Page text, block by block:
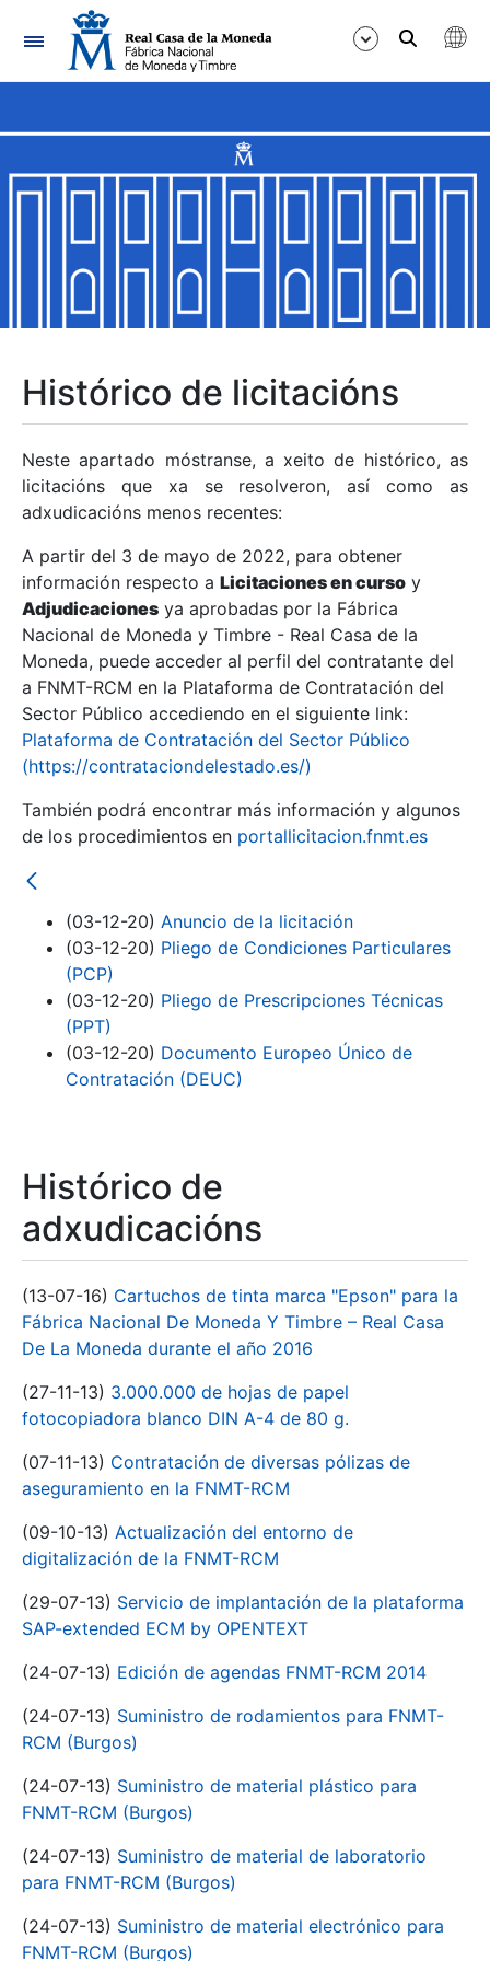
Navegación
Mostrar/Ocultar
Mostrar/Ocultar
Mostrar/Ocultar
Mostrar/Ocultar
Mostrar/Ocultar
Mostrar/Ocultar
Histórico de licitacións
Neste apartado móstranse, a xeito de histórico, as
licitacións que xa se resolveron, así como as
adxudicacións menos recentes:
A partir del 3 de mayo de 2022, para obtener
información respecto a Licitaciones en curso y
Adjudicaciones ya aprobadas por la Fábrica
Nacional de Moneda y Timbre - Real Casa de la
Moneda, puede acceder al perfil del contratante del
a FNMT-RCM en la Plataforma de Contratación del
Sector Público accediendo en el siguiente link:
Plataforma de Contratación del Sector Público
(https://contrataciondelestado.es/)
También podrá encontrar más información y algunos
de los procedimientos en portallicitacion.fnmt.es
(03-12-20) Anuncio de la licitación
(03-12-20) Pliego de Condiciones Particulares
(PCP)
(03-12-20) Pliego de Prescripciones Técnicas
(PPT)
(03-12-20) Documento Europeo Único de
Contratación (DEUC)
Histórico de
adxudicacións
(13-07-16) Cartuchos de tinta marca "Epson" para la
Fábrica Nacional De Moneda Y Timbre – Real Casa
De La Moneda durante el año 2016
(27-11-13) 3.000.000 de hojas de papel
fotocopiadora blanco DIN A-4 de 80 g.
(07-11-13) Contratación de diversas pólizas de
aseguramiento en la FNMT-RCM
(09-10-13) Actualización del entorno de
digitalización de la FNMT-RCM
(29-07-13) Servicio de implantación de la plataforma
SAP-extended ECM by OPENTEXT
(24-07-13) Edición de agendas FNMT-RCM 2014
(24-07-13) Suministro de rodamientos para FNMT-
RCM (Burgos)
(24-07-13) Suministro de material plástico para
FNMT-RCM (Burgos)
(24-07-13) Suministro de material de laboratorio
para FNMT-RCM (Burgos)
(24-07-13) Suministro de material electrónico para
FNMT-RCM (Burgos)